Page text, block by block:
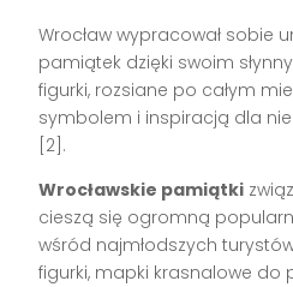
Wrocław wypracował sobie
pamiątek dzięki swoim
figurki, rozsiane po całym
symbolem i inspiracją dla
[2].
Wrocławskie pamiątki
cieszą się ogromną
wśród najmłodszych
figurki, mapki krasnalowe do